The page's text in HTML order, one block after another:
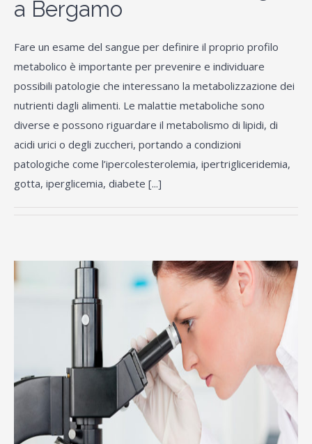
a Bergamo
Fare un esame del sangue per definire il proprio profilo
metabolico è importante per prevenire e individuare
possibili patologie che interessano la metabolizzazione dei
nutrienti dagli alimenti. Le malattie metaboliche sono
diverse e possono riguardare il metabolismo di lipidi, di
acidi urici o degli zuccheri, portando a condizioni
patologiche come l’ipercolesterolemia, ipertrigliceridemia,
gotta, iperglicemia, diabete [...]